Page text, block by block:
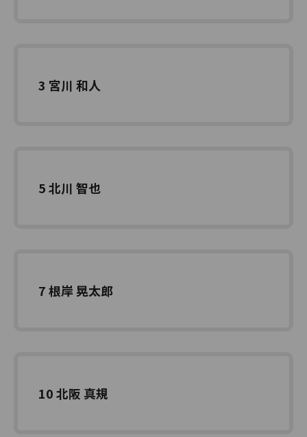
3 宮川 和人
5 北川 智也
7 根岸 晃太郎
10 北阪 真規